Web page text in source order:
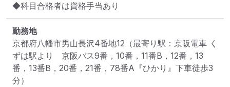
◆科目合格者は資格手当あり
勤務地
京都府八幡市男山長沢4番地12 （最寄り駅：京阪電車 く
ずは駅より　京阪バス9番，10番，11番B，12番，13
番，13番B，20番，21番，78番A『ひかり』下車徒歩3
分）